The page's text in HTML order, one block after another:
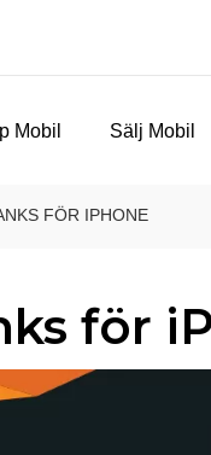
Mobil Sälj Mobil
FÖR IPHONE
för